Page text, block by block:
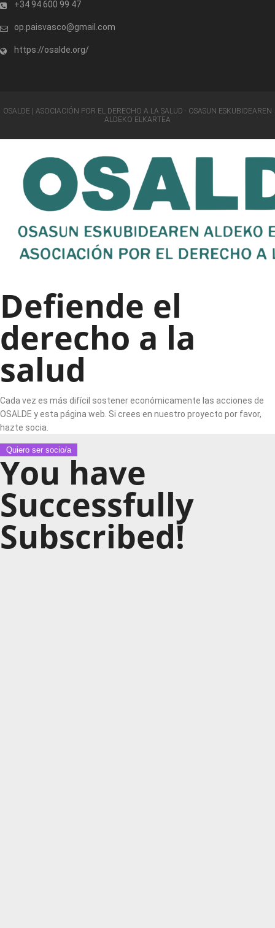
+34 94 600 99 47
op.paisvasco@gmail.com
https://osalde.org/
OSALDE | ASOCIACIÓN POR EL DERECHO A LA SALUD · OSASUN ESKUBIDEAREN
ALDEKO ELKARTEA
Defiende el
derecho a la
salud
Cada vez es más difícil sostener económicamente las acciones de
OSALDE y esta página web. Si crees en nuestro proyecto por favor,
hazte socia.
Quiero ser socio/a
You have
Successfully
Subscribed!